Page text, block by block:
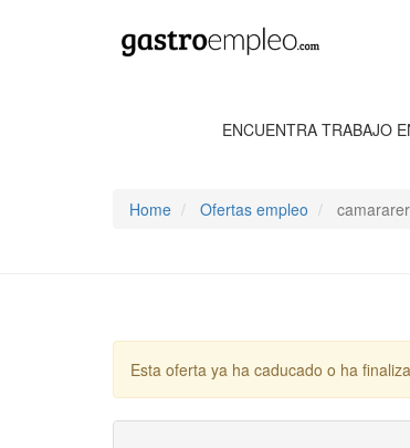
ENCUENTRA TRABAJO
Home Ofertas empleo
Esta oferta ya ha caducado o ha